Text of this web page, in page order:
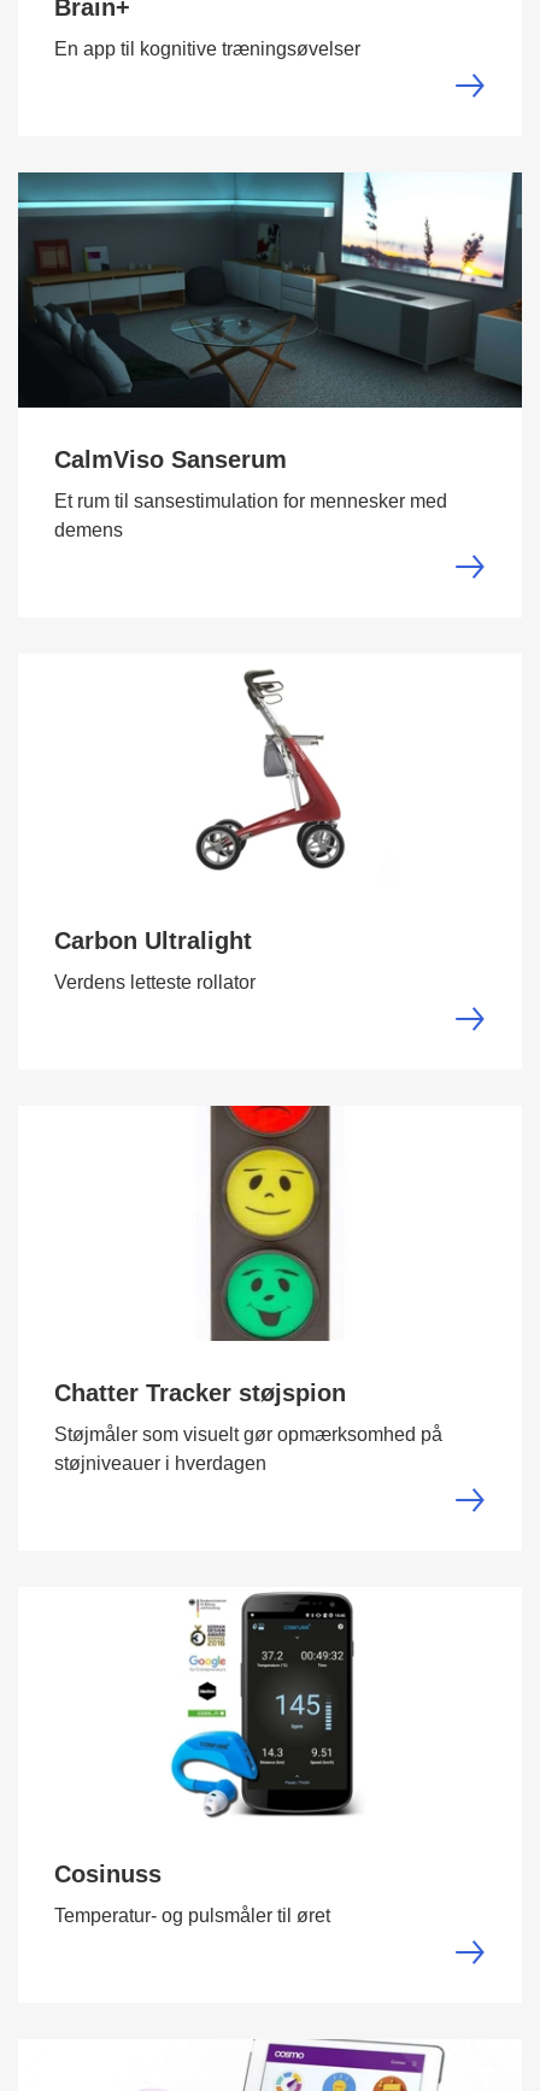
Brain+
En app til kognitive træningsøvelser
CalmViso Sanserum
Et rum til sansestimulation for mennesker med
demens
Carbon Ultralight
Verdens letteste rollator
Chatter Tracker støjspion
Støjmåler som visuelt gør opmærksomhed på
støjniveauer i hverdagen
Cosinuss
Temperatur- og pulsmåler til øret